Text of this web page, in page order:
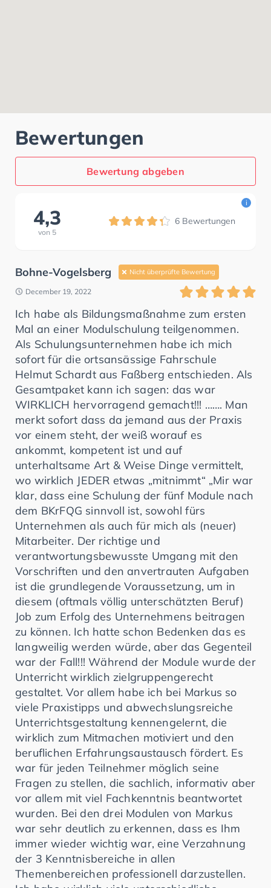
Bewertungen
Bewertung abgeben
4,3
von 5
6 Bewertungen
i
Bohne-Vogelsberg Nicht überprüfte Bewertung
December 19, 2022
Ich habe als Bildungsmaßnahme zum ersten
Mal an einer Modulschulung teilgenommen.
Als Schulungsunternehmen habe ich mich
sofort für die ortsansässige Fahrschule
Helmut Schardt aus Faßberg entschieden. Als
Gesamtpaket kann ich sagen: das war
WIRKLICH hervorragend gemacht!!! ……. Man
merkt sofort dass da jemand aus der Praxis
vor einem steht, der weiß worauf es
ankommt, kompetent ist und auf
unterhaltsame Art & Weise Dinge vermittelt,
wo wirklich JEDER etwas „mitnimmt“ „Mir war
klar, dass eine Schulung der fünf Module nach
dem BKrFQG sinnvoll ist, sowohl fürs
Unternehmen als auch für mich als (neuer)
Mitarbeiter. Der richtige und
verantwortungsbewusste Umgang mit den
Vorschriften und den anvertrauten Aufgaben
ist die grundlegende Voraussetzung, um in
diesem (oftmals völlig unterschätzten Beruf)
Job zum Erfolg des Unternehmens beitragen
zu können. Ich hatte schon Bedenken das es
langweilig werden würde, aber das Gegenteil
war der Fall!!! Während der Module wurde der
Unterricht wirklich zielgruppengerecht
gestaltet. Vor allem habe ich bei Markus so
viele Praxistipps und abwechslungsreiche
Unterrichtsgestaltung kennengelernt, die
wirklich zum Mitmachen motiviert und den
beruflichen Erfahrungsaustausch fördert. Es
war für jeden Teilnehmer möglich seine
Fragen zu stellen, die sachlich, informativ aber
vor allem mit viel Fachkenntnis beantwortet
wurden. Bei den drei Modulen von Markus
war sehr deutlich zu erkennen, dass es Ihm
immer wieder wichtig war, eine Verzahnung
der 3 Kenntnisbereiche in allen
Themenbereichen professionell darzustellen.